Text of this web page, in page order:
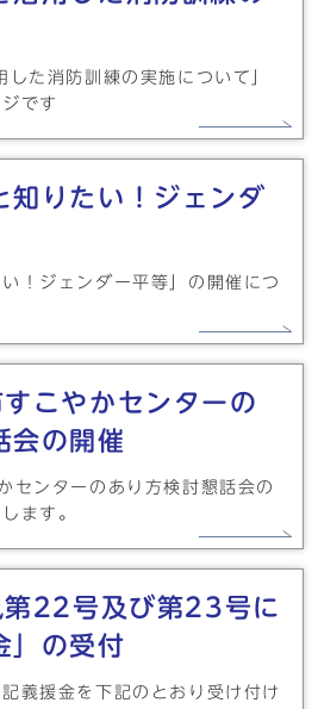
した消防訓練の実施について」
です
知りたい！ジェンダ
！ジェンダー平等」の開催につ
こやかセンターの
会の開催
ンターのあり方検討懇話会の
ます。
第22号及び第23号に
」の受付
義援金を下記のとおり受け付け